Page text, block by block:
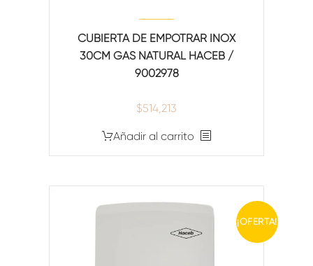
CUBIERTA DE EMPOTRAR INOX
30CM GAS NATURAL HACEB /
9002978
$514,213
Añadir al carrito
¡OFERTA!